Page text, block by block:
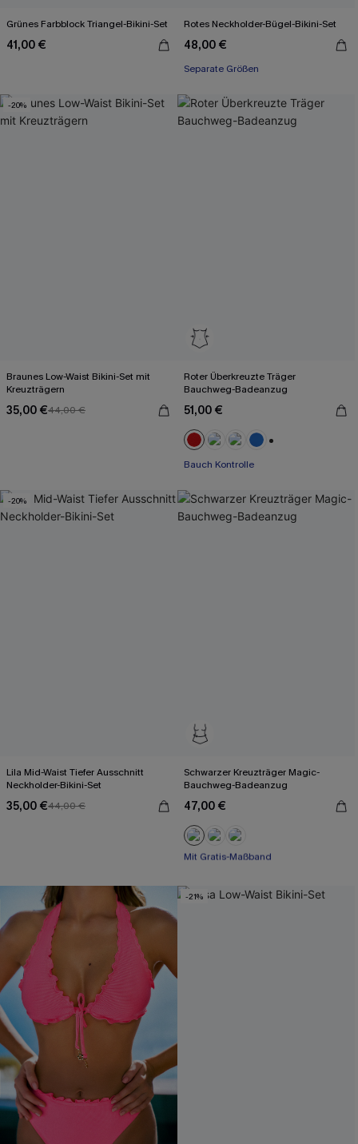
Grünes Farbblock Triangel-Bikini-Set
41,00 €
Rotes Neckholder-Bügel-Bikini-Set
48,00 €
Separate Größen
-20%
Braunes Low-Waist Bikini-Set mit
Kreuzträgern
35,00 €44,00 €
Roter Überkreuzte Träger
Bauchweg-Badeanzug
51,00 €
Bauch Kontrolle
-20%
Lila Mid-Waist Tiefer Ausschnitt
Neckholder-Bikini-Set
35,00 €44,00 €
Schwarzer Kreuzträger Magic-
Bauchweg-Badeanzug
47,00 €
Mit Gratis-Maßband
Starke Bauchkontrolle
-21%